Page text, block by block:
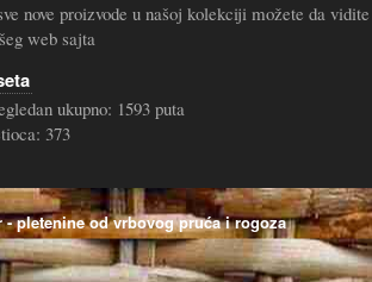
nove proizvode u našoj kolekciji možete da vidite
web sajta
ukupno: 1593 puta
373
- pletenine od vrbovog pruća i rogoza